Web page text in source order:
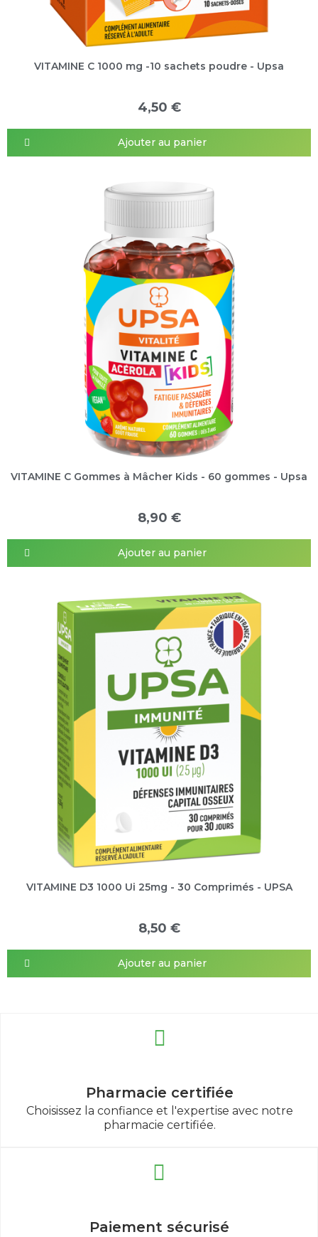
VITAMINE C 1000 mg -10 sachets poudre - Upsa
4,50 €
Ajouter au panier
VITAMINE C Gommes à Mâcher Kids - 60 gommes - Upsa
8,90 €
Ajouter au panier
VITAMINE D3 1000 Ui 25mg - 30 Comprimés - UPSA
8,50 €
Ajouter au panier
Pharmacie certifiée
Choisissez la confiance et l'expertise avec notre
pharmacie certifiée.
Paiement sécurisé